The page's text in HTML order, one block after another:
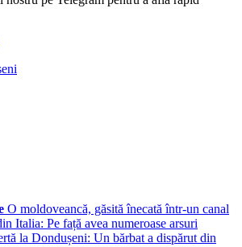
O moldoveancă, găsită înecată într-un canal
Italia: Pe față avea numeroase arsuri
la Dondușeni: Un bărbat a dispărut din